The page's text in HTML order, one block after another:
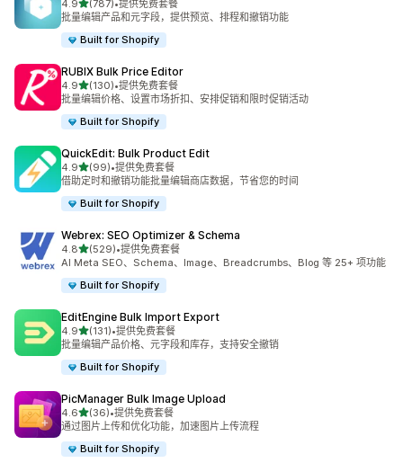
4.9星（满分 5 星）
(787)
总共 787 条评论
•提供免费套餐
批量编辑产品和元字段，提供预览、排程和撤销功能
Built for Shopify
RUBIX Bulk Price Editor
4.9星（满分 5 星）
(130)
总共 130 条评论
•提供免费套餐
批量编辑价格、设置市场折扣、安排促销和限时促销活动
Built for Shopify
QuickEdit: Bulk Product Edit
4.9星（满分 5 星）
(99)
总共 99 条评论
•提供免费套餐
借助定时和撤销功能批量编辑商店数据，节省您的时间
Built for Shopify
Webrex: SEO Optimizer & Schema
4.8星（满分 5 星）
(529)
总共 529 条评论
•提供免费套餐
AI Meta SEO、Schema、Image、Breadcrumbs、Blog 等 25+ 项功能
Built for Shopify
EditEngine Bulk Import Export
4.9星（满分 5 星）
(131)
总共 131 条评论
•提供免费套餐
批量编辑产品价格、元字段和库存，支持安全撤销
Built for Shopify
PicManager Bulk Image Upload
4.6星（满分 5 星）
(36)
总共 36 条评论
•提供免费套餐
通过图片上传和优化功能，加速图片上传流程
Built for Shopify